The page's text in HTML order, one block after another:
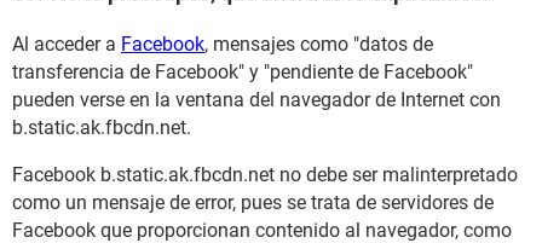
Al acceder a Facebook, mensajes como "datos de
transferencia de Facebook" y "pendiente de Facebook"
pueden verse en la ventana del navegador de Internet con
b.static.ak.fbcdn.net.
Facebook b.static.ak.fbcdn.net no debe ser malinterpretado
como un mensaje de error, pues se trata de servidores de
Facebook que proporcionan contenido al navegador, como